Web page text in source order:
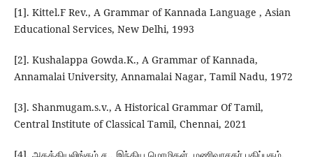
[1]. Kittel.F Rev., A Grammar of Kannada Language , Asian
Educational Services, New Delhi, 1993
[2]. Kushalappa Gowda.K., A Grammar of Kannada,
Annamalai University, Annamalai Nagar, Tamil Nadu, 1972
[3]. Shanmugam.s.v., A Historical Grammar Of Tamil,
Central Institute of Classical Tamil, Chennai, 2021